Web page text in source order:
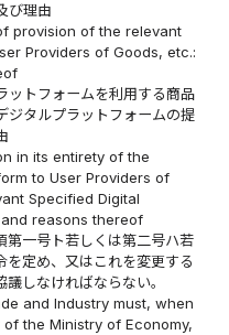
び理由
provision of the relevant
Providers of Goods, etc.:
ットフォームを利用する商品
ジタルプラットフォームの提
in its entirety of the
to User Providers of
Specified Digital
reasons thereof
第一号ト若しくは第二号ハ若
を定め、又はこれを変更する
しなければならない。
and Industry must, when
the Ministry of Economy,